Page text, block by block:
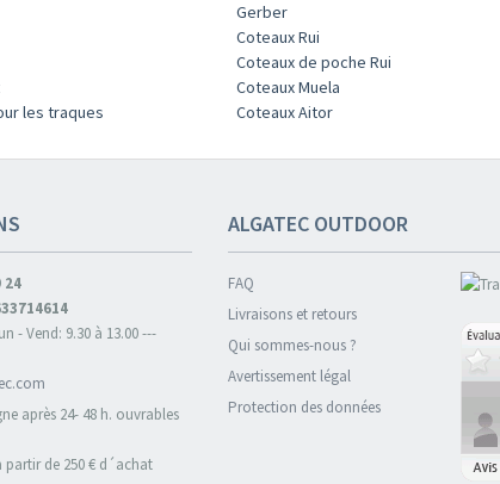
les traques
Gerber
Coteaux Rui
Coteaux de poche Rui
Coteaux Muela
Coteaux Aitor
24
- Vend: 9.30 à 13.00 ---
après 24- 48 h. ouvrables
de 250 € d´achat
ALGATEC OUTDOOR
FAQ
Livraisons et retours
Qui sommes-nous ?
Avertissement légal
Protection des données